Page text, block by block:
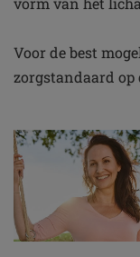
Voor de best
zorgstandaard op